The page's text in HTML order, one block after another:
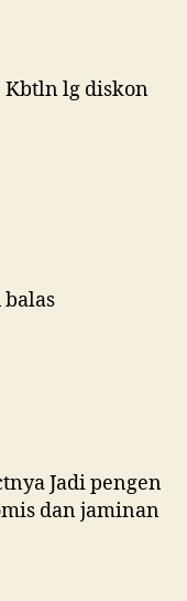
Kbtln lg diskon
balas
Jadi pengen
dan jaminan